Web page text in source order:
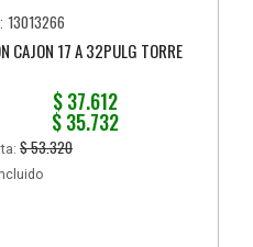
13013266
CAJON 17 A 32PULG TORRE
$ 37.612
$ 35.732
$ 53.320